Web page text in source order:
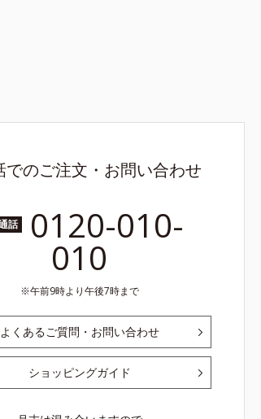
でのご注文・お問い合わせ
話 0120-010-
010
午前9時より午後7時まで
よくあるご質問・お問い合わせ
ショッピングガイド